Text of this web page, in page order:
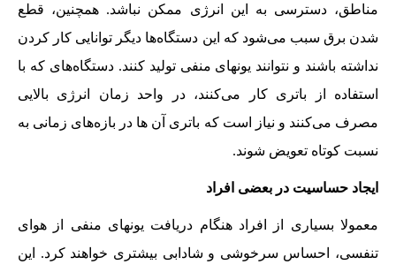
مناطق، دسترسی به این انرژی ممکن نباشد. همچنین، قطع
شدن برق سبب می‌شود که این دستگاه‌ها دیگر توانایی کار کردن
نداشته باشند و نتوانند یونهای منفی تولید کنند. دستگاه‌های که با
استفاده از باتری کار می‌کنند، در واحد زمان انرژی بالایی
مصرف می‌کنند و نیاز است که باتری آن ها در بازه‌های زمانی به
نسبت کوتاه تعویض شوند.
ایجاد حساسیت در بعضی افراد
معمولا بسیاری از افراد هنگام دریافت یونهای منفی از هوای
تنفسی، احساس سرخوشی و شادابی بیشتری خواهند کرد. این